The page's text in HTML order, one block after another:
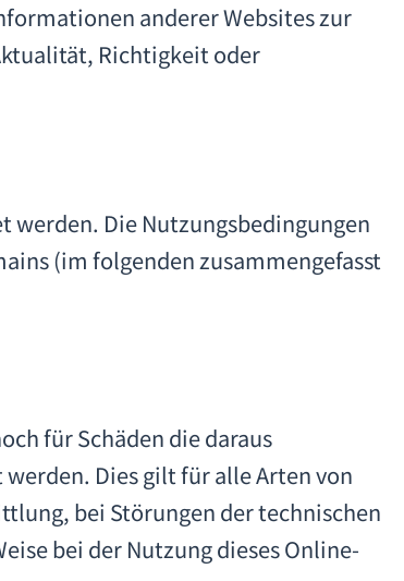
anderer Websites zur
Richtigkeit oder
Die Nutzungsbedingungen
(im folgenden zusammengefasst
für Schäden die daraus
Dies gilt für alle Arten von
bei Störungen der technischen
bei der Nutzung dieses Online-